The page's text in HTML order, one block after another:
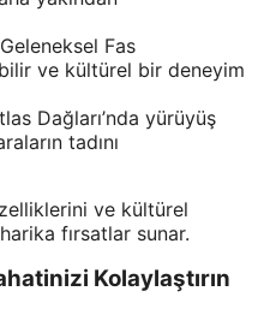
Geleneksel Fas
ve kültürel bir deneyim
Dağları’nda yürüyüş
tadını
ve kültürel
fırsatlar sunar.
Kolaylaştırın